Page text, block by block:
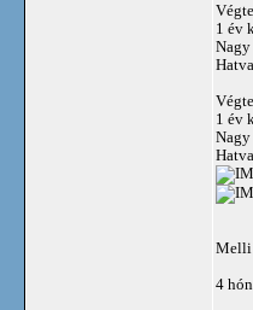
1 év
Nagy
1 év
Nagy
Melli
4